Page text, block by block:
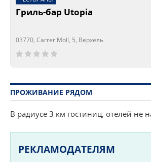
Гриль-бар Utopia
03770, Carrer Molí, 5, Верхель
Сейчас открыто!
Сейчас закрыто!
ПРОЖИВАНИЕ РЯДОМ
В радиусе 3 км гостиниц, отелей не
РЕКЛАМОДАТЕЛЯМ